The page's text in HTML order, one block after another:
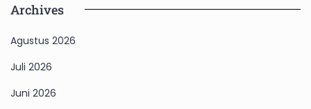
Archives
Agustus 2026
Juli 2026
Juni 2026